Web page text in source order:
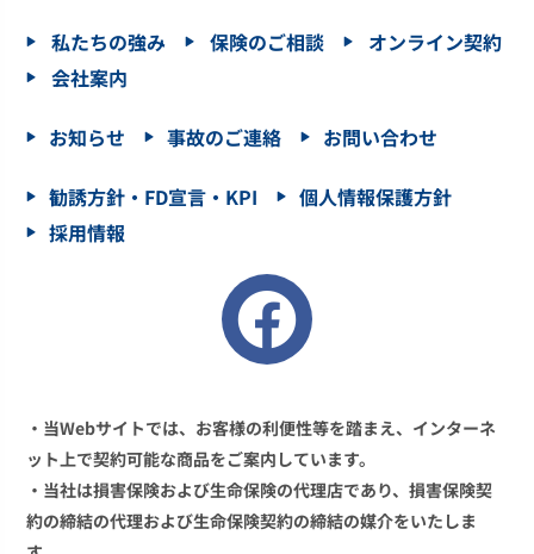
私たちの強み 保険のご相談
オンライン契約
会社案内
お知らせ 事故のご連絡 お問い合わせ
勧誘方針・FD宣言・KPI
個人情報保護方針
採用情報
・当Webサイトでは、お客様の利便性等を踏まえ、インターネ
ット上で契約可能な商品をご案内しています。
・当社は損害保険および生命保険の代理店であり、損害保険契
約の締結の代理および生命保険契約の締結の媒介をいたしま